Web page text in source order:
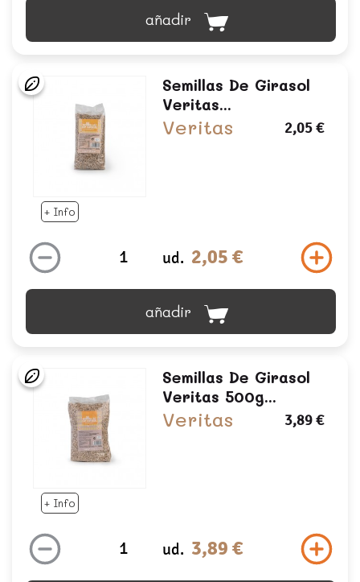
añadir
+ Info
Semillas De Girasol
Veritas...
Veritas 2,05 €
ud. 2,05 €
añadir
+ Info
Semillas De Girasol
Veritas 500g...
Veritas 3,89 €
ud. 3,89 €